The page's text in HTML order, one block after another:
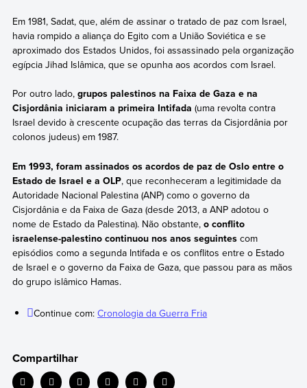
Em 1981, Sadat, que, além de assinar o tratado de paz com Israel,
havia rompido a aliança do Egito com a União Soviética e se
aproximado dos Estados Unidos, foi assassinado pela organização
egípcia Jihad Islâmica, que se opunha aos acordos com Israel.
Por outro lado, grupos palestinos na Faixa de Gaza e na
Cisjordânia iniciaram a primeira Intifada (uma revolta contra
Israel devido à crescente ocupação das terras da Cisjordânia por
colonos judeus) em 1987.
Em 1993, foram assinados os acordos de paz de Oslo entre o
Estado de Israel e a OLP, que reconheceram a legitimidade da
Autoridade Nacional Palestina (ANP) como o governo da
Cisjordânia e da Faixa de Gaza (desde 2013, a ANP adotou o
nome de Estado da Palestina). Não obstante, o conflito
israelense-palestino continuou nos anos seguintescom
episódios como a segunda Intifada e os conflitos entre o Estado
de Israel e o governo da Faixa de Gaza, que passou para as mãos
do grupo islâmico Hamas.
Continue com:Cronologia da Guerra Fria
Compartilhar